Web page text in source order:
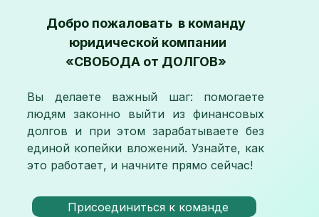
Присоединиться к команде
Вы делаете важный шаг: помогаете
людям законно выйти из финансовых
долгов и при этом зарабатываете без
единой копейки вложений. Узнайте, как
это работает, и начните прямо сейчас!
Добро пожаловать в команду
юридической компании
«СВОБОДА от ДОЛГОВ»